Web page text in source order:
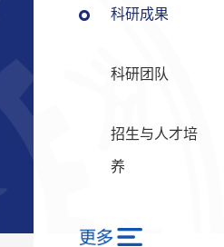
科研成果
科研团队
招生与人才培
养